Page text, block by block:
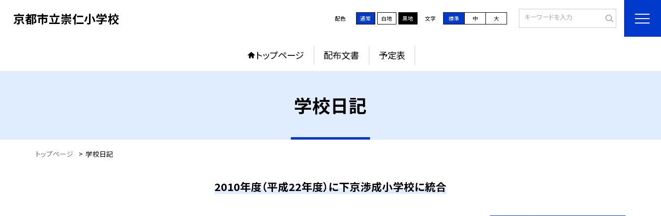
京都市立崇仁小学校 配色 通常 白地 黒地 文字 標準 中 大
トップページ 配布文書 予定表
学校日記
トップページ > 学校日記
2010年度（平成22年度）に下京渉成小学校に統合